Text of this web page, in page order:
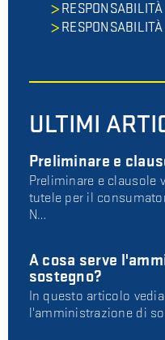
ULTIMI
Preliminare e
Preliminare e clausole
tutele per il
N…
A cosa serve
sostegno?
In questo articolo
l'amministrazione di